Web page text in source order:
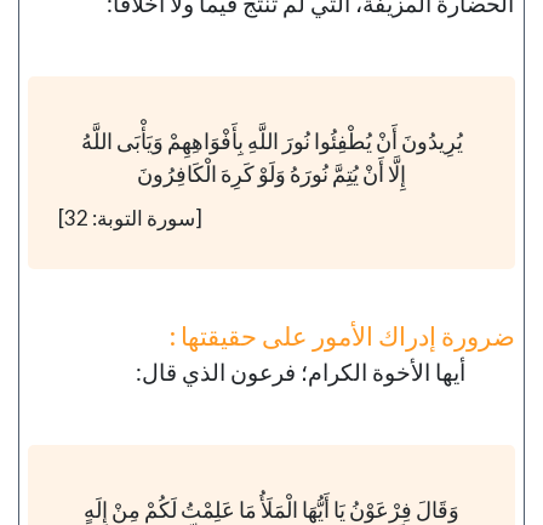
يُرِيدُونَ أَنْ يُطْفِئُوا نُورَ اللَّهِ بِأَفْوَاهِهِمْ وَيَأْبَى اللَّهُ
إِلَّا أَنْ يُتِمَّ نُورَهُ وَلَوْ كَرِهَ الْكَافِرُونَ
[سورة التوبة: 32]
ضرورة إدراك الأمور على حقيقتها :
أيها الأخوة الكرام؛ فرعون الذي قال:
وَقَالَ فِرْعَوْنُ يَا أَيُّهَا الْمَلَأُ مَا عَلِمْتُ لَكُمْ مِنْ إِلَهٍ